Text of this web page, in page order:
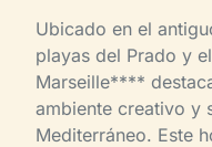
Ubicado en el
playas del Prado y
Marseille****
ambiente creativo y
Mediterráneo. Este